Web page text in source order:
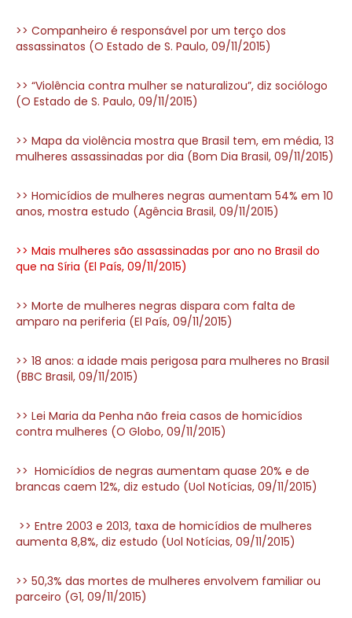
>> Companheiro é responsável por um terço dos
assassinatos (O Estado de S. Paulo, 09/11/2015)
>> “Violência contra mulher se naturalizou”, diz sociólogo
(O Estado de S. Paulo, 09/11/2015)
>> Mapa da violência mostra que Brasil tem, em média, 13
mulheres assassinadas por dia (Bom Dia Brasil, 09/11/2015)
>> Homicídios de mulheres negras aumentam 54% em 10
anos, mostra estudo (Agência Brasil, 09/11/2015)
>> Mais mulheres são assassinadas por ano no Brasil do
que na Síria (El País, 09/11/2015)
>> Morte de mulheres negras dispara com falta de
amparo na periferia (El País, 09/11/2015)
>> 18 anos: a idade mais perigosa para mulheres no Brasil
(BBC Brasil, 09/11/2015)
>> Lei Maria da Penha não freia casos de homicídios
contra mulheres (O Globo, 09/11/2015)
>> Homicídios de negras aumentam quase 20% e de
brancas caem 12%, diz estudo (Uol Notícias, 09/11/2015)
>> Entre 2003 e 2013, taxa de homicídios de mulheres
aumenta 8,8%, diz estudo (Uol Notícias, 09/11/2015)
>> 50,3% das mortes de mulheres envolvem familiar ou
parceiro (G1, 09/11/2015)